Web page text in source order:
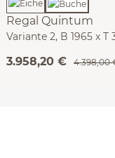
Regal Quintum
Variante 2, B 1965 x T
3.958,20 € 4.398,00